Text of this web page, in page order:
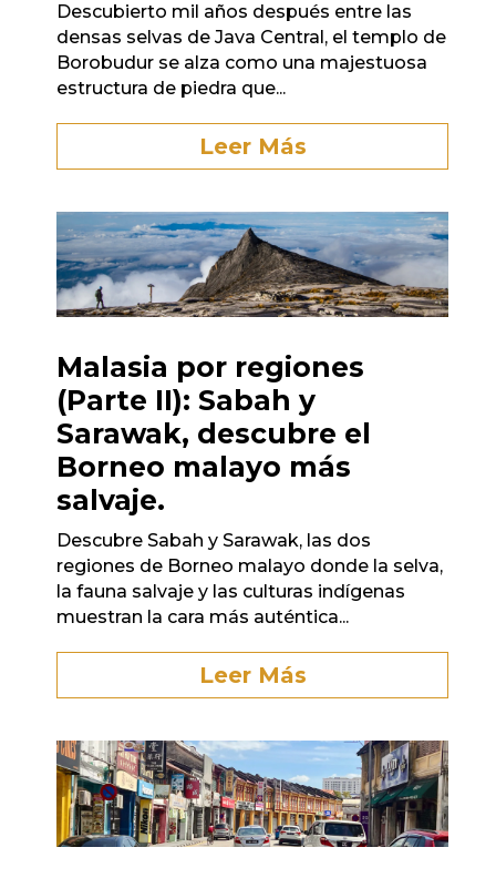
Descubierto mil años después entre las
densas selvas de Java Central, el templo de
Borobudur se alza como una majestuosa
estructura de piedra que...
Leer Más
Malasia por regiones
(Parte II): Sabah y
Sarawak, descubre el
Borneo malayo más
salvaje.
Descubre Sabah y Sarawak, las dos
regiones de Borneo malayo donde la selva,
la fauna salvaje y las culturas indígenas
muestran la cara más auténtica...
Leer Más